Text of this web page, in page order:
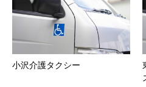
小沢介護タクシー